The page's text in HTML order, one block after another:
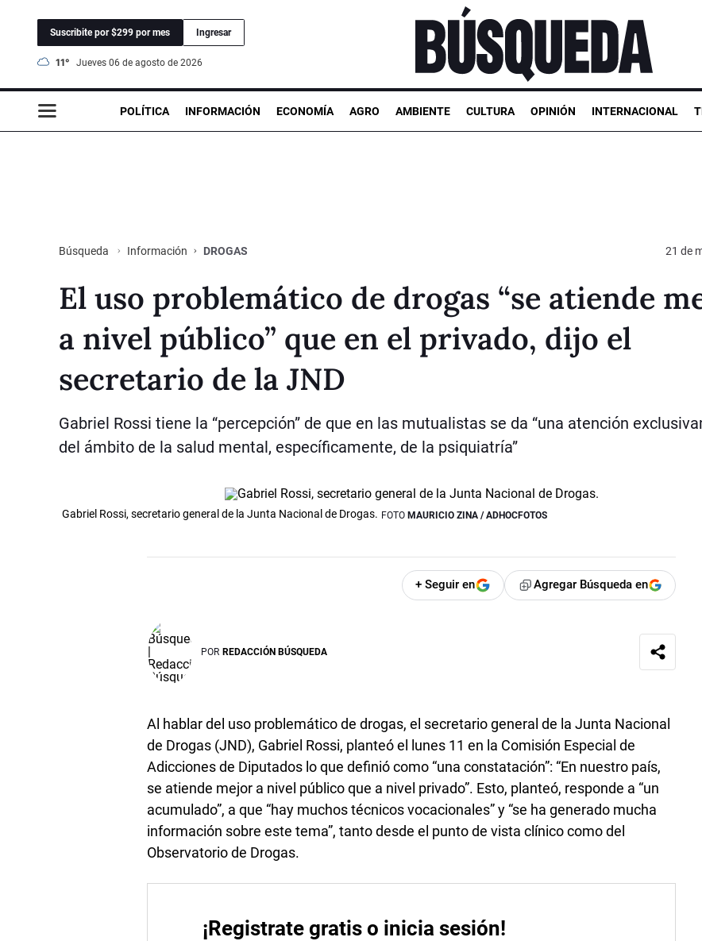
Suscribite por $299 por mes Ingresar
11° jueves 06 de agosto de 2026
POLÍTICA INFORMACIÓN ECONOMÍA AGRO AMBIENTE CULTURA OPINIÓN INTERNACIONAL
Búsqueda Información DROGAS 21 de
El uso problemático de drogas “se atiende
a nivel público” que en el privado, dijo el
secretario de la JND
Gabriel Rossi tiene la “percepción” de que en las mutualistas se da “una atención
del ámbito de la salud mental, específicamente, de la psiquiatría”
Gabriel Rossi, secretario general de la Junta Nacional de Drogas. FOTO MAURICIO ZINA / ADHOCFOTOS
+ Seguir en Agregar Búsqueda en
POR REDACCIÓN BÚSQUEDA
Al hablar del uso problemático de drogas, el secretario general de la Junta Nacional
de Drogas (JND), Gabriel Rossi, planteó el lunes 11 en la Comisión Especial de
Adicciones de Diputados lo que definió como “una constatación”: “En nuestro país,
se atiende mejor a nivel público que a nivel privado”. Esto, planteó, responde a “un
acumulado”, a que “hay muchos técnicos vocacionales” y “se ha generado mucha
información sobre este tema”, tanto desde el punto de vista clínico como del
Observatorio de Drogas.
¡Registrate gratis o inicia sesión!